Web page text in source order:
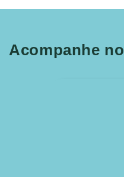
Acompanhe